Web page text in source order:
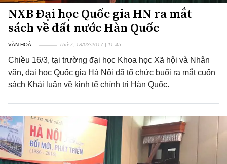
NXB Đại học Quốc gia HN ra mắt
sách về đất nước Hàn Quốc
VĂN HOÁ Thứ 7, 18/03/2017 | 11:45
Chiều 16/3, tại trường đại học Khoa học Xã hội và Nhân
văn, đại học Quốc gia Hà Nội đã tổ chức buổi ra mắt cuốn
sách Khái luận về kinh tế chính trị Hàn Quốc.